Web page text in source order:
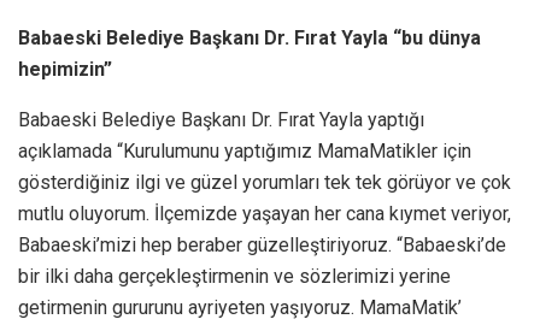
Babaeski Belediye Başkanı Dr. Fırat Yayla “bu dünya
hepimizin”
Babaeski Belediye Başkanı Dr. Fırat Yayla yaptığı
açıklamada “Kurulumunu yaptığımız MamaMatikler için
gösterdiğiniz ilgi ve güzel yorumları tek tek görüyor ve çok
mutlu oluyorum. İlçemizde yaşayan her cana kıymet veriyor,
Babaeski’mizi hep beraber güzelleştiriyoruz. “Babaeski’de
bir ilki daha gerçekleştirmenin ve sözlerimizi yerine
getirmenin gururunu ayriyeten yaşıyoruz. MamaMatik’